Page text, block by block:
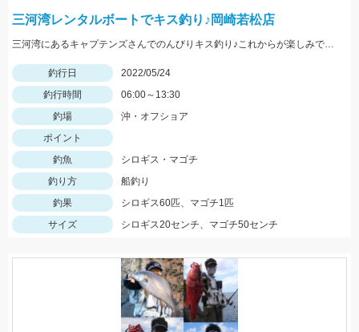
三河湾レンタルボートでキス釣り♪岡崎若松店
三河湾にあるキャプテンズさんでのんびりキス釣り♪これからが楽しみですね♪
釣行日
2022/05/24
釣行時間
06:00～13:30
釣場
沖・オフショア
ポイント
釣魚
シロギス・マゴチ
釣り方
船釣り
釣果
シロギス60匹、マゴチ1匹
サイズ
シロギス20センチ、マゴチ50センチ